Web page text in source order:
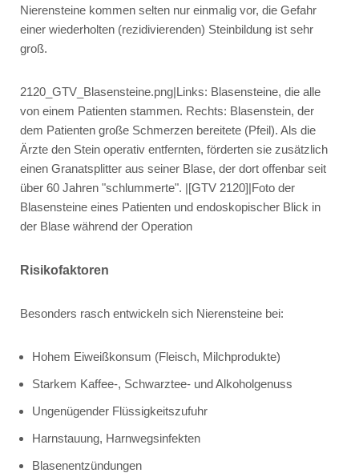
Nierensteine kommen selten nur einmalig vor, die Gefahr
einer wiederholten (rezidivierenden) Steinbildung ist sehr
groß.
2120_GTV_Blasensteine.png|Links: Blasensteine, die alle
von einem Patienten stammen. Rechts: Blasenstein, der
dem Patienten große Schmerzen bereitete (Pfeil). Als die
Ärzte den Stein operativ entfernten, förderten sie zusätzlich
einen Granatsplitter aus seiner Blase, der dort offenbar seit
über 60 Jahren "schlummerte". |[GTV 2120]|Foto der
Blasensteine eines Patienten und endoskopischer Blick in
der Blase während der Operation
Risikofaktoren
Besonders rasch entwickeln sich Nierensteine bei:
Hohem Eiweißkonsum (Fleisch, Milchprodukte)
Starkem Kaffee-, Schwarztee- und Alkoholgenuss
Ungenügender Flüssigkeitszufuhr
Harnstauung, Harnwegsinfekten
Blasenentzündungen